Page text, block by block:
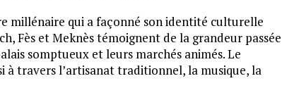
millénaire qui a façonné son identité culturelle
Fès et Meknès témoignent de la grandeur passée
somptueux et leurs marchés animés. Le
travers l’artisanat traditionnel, la musique, la